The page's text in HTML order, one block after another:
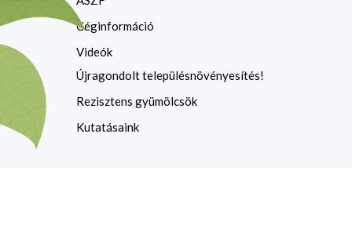
Céginformáció
Videók
Újragondolt településnövényesítés!
Rezisztens gyümölcsök
Kutatásaink